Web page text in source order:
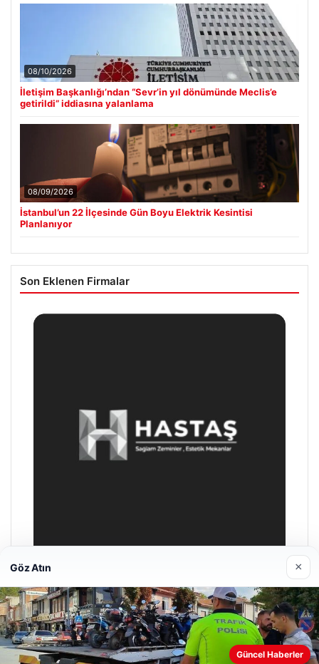
08/10/2026
İletişim Başkanlığı’ndan “Sevr’in yıl dönümünde Meclis’e
getirildi” iddiasına yalanlama
08/09/2026
İstanbul’un 22 İlçesinde Gün Boyu Elektrik Kesintisi
Planlanıyor
Son Eklenen Firmalar
Enes Kaplan Avukatlık Bürosu
04/28/2026
Web sitemizi nasıl kullandığınızı daha iyi anlayabilmek,
Göz Atın ×
Güncel Haberler